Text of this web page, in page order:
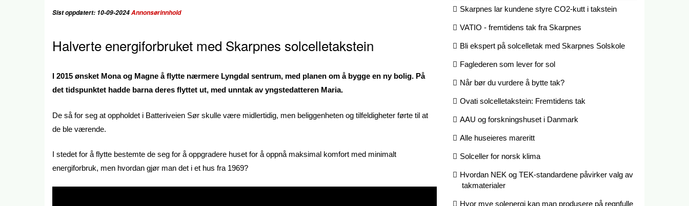
Sist oppdatert: 10-09-2024Annonsørinnhold
Halverte energiforbruket med Skarpnes solcelletakstein
I 2015 ønsket Mona og Magne å flytte nærmere Lyngdal sentrum, med planen om å bygge en ny bolig. På
det tidspunktet hadde barna deres flyttet ut, med unntak av yngstedatteren Maria.
De så for seg at oppholdet i Batteriveien Sør skulle være midlertidig, men beliggenheten og tilfeldigheter førte til at
de ble værende.
I stedet for å flytte bestemte de seg for å oppgradere huset for å oppnå maksimal komfort med minimalt
energiforbruk, men hvordan gjør man det i et hus fra 1969?
Skarpnes lar kundene styre CO2-kutt i takstein
VATIO - fremtidens tak fra Skarpnes
Bli ekspert på solcelletak med Skarpnes Solskole
Faglederen som lever for sol
Når bør du vurdere å bytte tak?
Ovati solcelletakstein: Fremtidens tak
AAU og forskningshuset i Danmark
Alle huseieres mareritt
Solceller for norsk klima
Hvordan NEK og TEK-standardene påvirker valg av
takmaterialer
Hvor mye solenergi kan man produsere på regnfulle